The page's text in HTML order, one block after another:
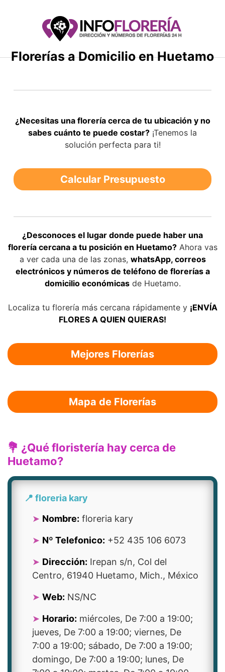
Florerías a Domicilio en Huetamo
¿Necesitas una florería cerca de tu ubicación y no
sabes cuánto te puede costar? ¡Tenemos la
solución perfecta para ti!
Calcular Presupuesto
¿Desconoces el lugar donde puede haber una
florería cercana a tu posición en Huetamo?Ahora vas
a ver cada una de las zonas, whatsApp, correos
electrónicos y números de teléfono de florerías a
domicilio económicasde Huetamo.
Localiza tu florería más cercana rápidamente y ¡ENVÍA
FLORES A QUIEN QUIERAS!
Mejores Florerías
Mapa de Florerías
💐 ¿Qué floristería hay cerca de
Huetamo?
📍 floreria kary
Nombre: floreria kary
Nº Telefonico: +52 435 106 6073
Dirección: Irepan s/n, Col del
Centro, 61940 Huetamo, Mich., México
Web: NS/NC
Horario: miércoles, De 7:00 a 19:00;
jueves, De 7:00 a 19:00; viernes, De
7:00 a 19:00; sábado, De 7:00 a 19:00;
domingo, De 7:00 a 19:00; lunes, De